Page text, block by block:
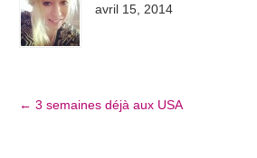
avril 15, 2014
← 3 semaines déjà aux USA